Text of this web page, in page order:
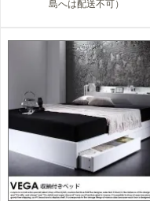
島へは配送不可）